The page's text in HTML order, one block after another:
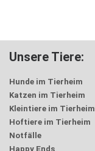
Unsere Tiere:
Hunde im Tierheim
Katzen im Tierheim
Kleintiere im Tierheim
Hoftiere im Tierheim
Notfälle
Happy Ends